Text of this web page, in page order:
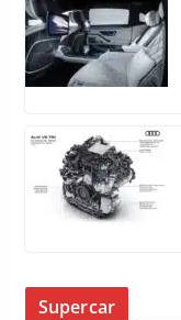
Supercar